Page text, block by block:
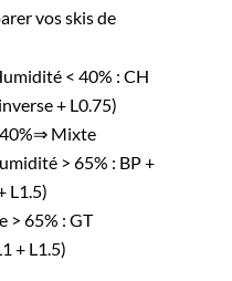
vos skis de
< 40% : CH
+ L0.75)
40%⇒ Mixte
> 65% : BP +
L1.5)
> 65% : GT
+ L1.5)